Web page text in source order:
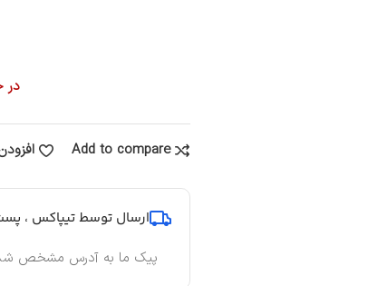
در
Add to compare
ارسال توسط تیپاکس ،
پیک ما به آدرس مشخص